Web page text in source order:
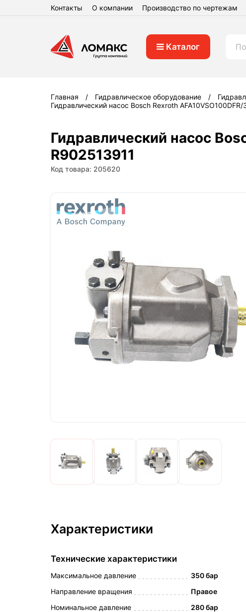
Контакты О компании Производство по чертежам
Каталог
Главная Гидравлическое оборудование
Гидравлический насос Bosch Rexroth
Гидравлический насос
R902513911
Код товара: 205620
Характеристики
Технические характеристики
Максимальное давление
350 бар
Направление вращения
Правое
Номинальное давление
280 бар